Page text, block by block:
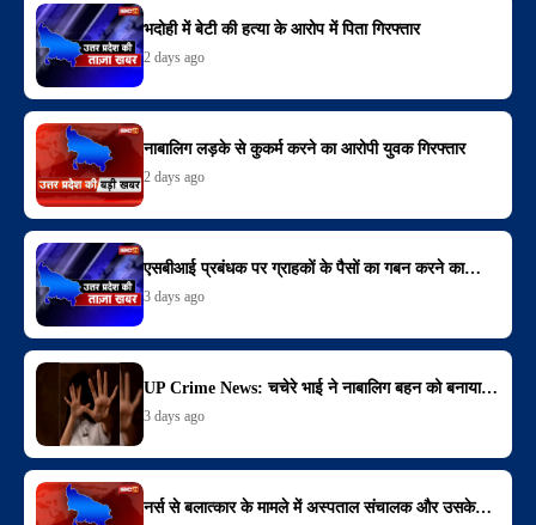
भदोही में बेटी की हत्या के आरोप में पिता गिरफ्तार
2 days ago
नाबालिग लड़के से कुकर्म करने का आरोपी युवक गिरफ्तार
2 days ago
एसबीआई प्रबंधक पर ग्राहकों के पैसों का गबन करने का…
3 days ago
UP Crime News: चचेरे भाई ने नाबालिग बहन को बनाया…
3 days ago
नर्स से बलात्कार के मामले में अस्पताल संचालक और उसके…